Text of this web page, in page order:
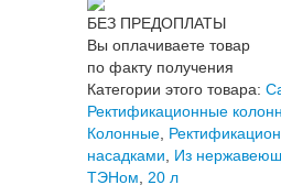
БЕЗ ПРЕДОПЛАТЫ
Вы оплачиваете товар
по факту получения
Категории этого товара:
Ректификационные
Колонные
насадками
Из
ТЭНом
20 л